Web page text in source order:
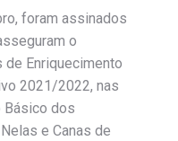
foram assinados
o
Enriquecimento
2021/2022, nas
Básico dos
e Canas de